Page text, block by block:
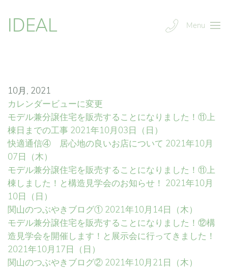
IDEAL Menu
10月, 2021
カレンダービューに変更
モデル兼分譲住宅を販売することになりました！⑪上
棟日までの工事 2021年10月03日（日）
快適通信④ 居心地の良いお店について 2021年10月
07日（木）
モデル兼分譲住宅を販売することになりました！⑪上
棟しました！と構造見学会のお知らせ！ 2021年10月
10日（日）
関山のつぶやきブログ① 2021年10月14日（木）
モデル兼分譲住宅を販売することになりました！⑫構
造見学会を開催します！と展示会に行ってきました！
2021年10月17日（日）
関山のつぶやきブログ② 2021年10月21日（木）